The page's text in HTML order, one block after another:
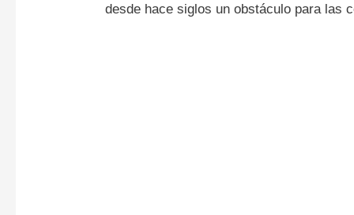
desde hace siglos un obstáculo para las